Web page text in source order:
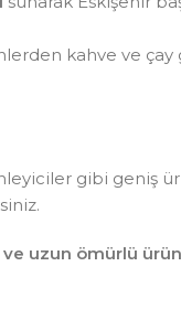
kahve ve
gibi
uzun ömürlü